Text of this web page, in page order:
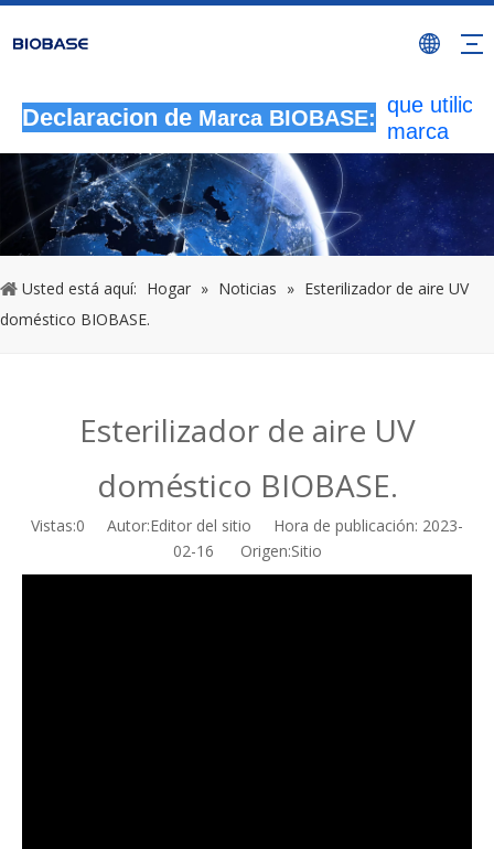
Declaracion de Marca BIOBASE:
que
marca
BIOBASE
serán
una
Usted está aquí: Hogar » Noticias » Esterilizador de aire UV
doméstico BIOBASE.
Esterilizador de aire UV
doméstico BIOBASE.
Vistas:0 Autor:Editor del sitio Hora de publicación: 2023-
02-16 Origen:Sitio